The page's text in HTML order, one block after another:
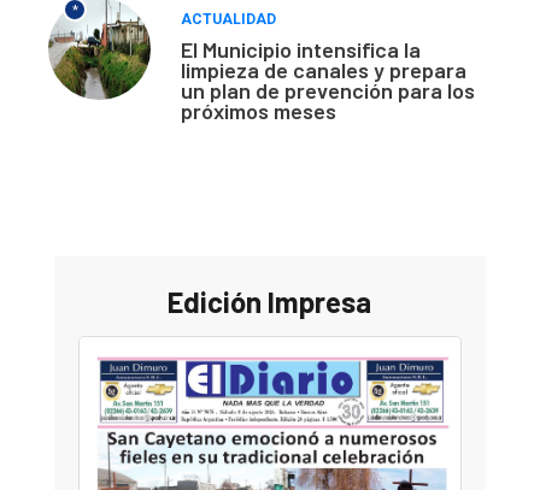
*
ACTUALIDAD
El Municipio intensifica la
limpieza de canales y prepara
un plan de prevención para los
próximos meses
Edición Impresa